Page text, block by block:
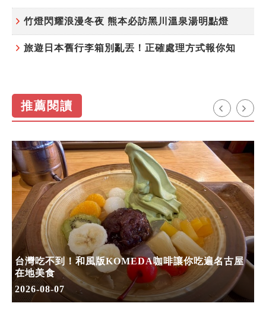
竹燈閃耀浪漫冬夜 熊本必訪黑川溫泉湯明點燈
旅遊日本舊行李箱別亂丟！正確處理方式報你知
推薦閱讀
台灣吃不到！和風版KOMEDA咖啡讓你吃遍名古屋
在地美食
2026-08-07